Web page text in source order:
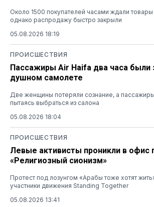
Около 1500 покупателей часами ждали товары
однако распродажу быстро закрыли
05.08.2026 18:19
ПРОИСШЕСТВИЯ
Пассажиры Air Haifa два часа были
душном самолете
Две женщины потеряли сознание, а
пытаясь выбраться из салона
05.08.2026 18:04
ПРОИСШЕСТВИЯ
Левые активисты проникли в офис
«Религиозный сионизм»
Протест под лозунгом «Арабы тоже хотят
участники движения Standing Together
05.08.2026 13:41